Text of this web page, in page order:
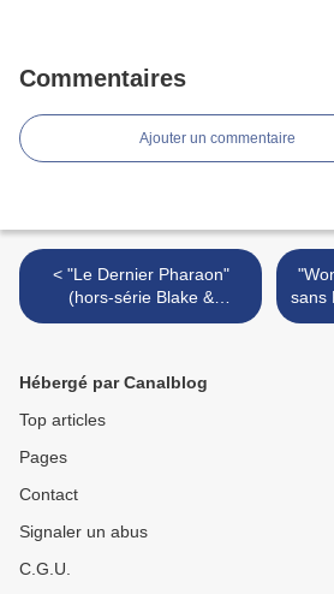
Commentaires
Ajouter un commentaire
< "Le Dernier Pharaon"
(hors-série Blake &
Mortimer) de Shuiten et Van
sans
Hébergé par Canalblog
Top articles
Pages
Contact
Signaler un abus
C.G.U.